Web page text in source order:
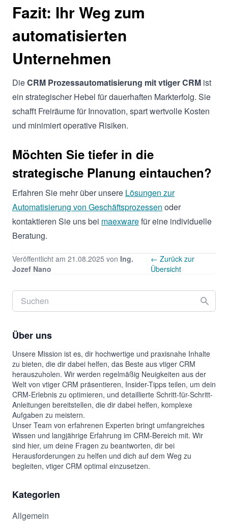
Fazit: Ihr Weg zum
automatisierten
Unternehmen
DieCRM Prozessautomatisierung mit vtiger CRM ist
ein strategischer Hebel für dauerhaften Markterfolg. Sie
schafft Freiräume für Innovation, spart wertvolle Kosten
und minimiert operative Risiken.
Möchten Sie tiefer in die
strategische Planung eintauchen?
Erfahren Sie mehr über unsere Lösungen zur
Automatisierung von Geschäftsprozessen oder
kontaktieren Sie uns bei maexwarefür eine individuelle
Beratung.
Veröffentlicht am 21.08.2025 von Ing.
Jozef Nano
← Zurück zur
Übersicht
Über uns
Unsere Mission ist es, dir hochwertige und praxisnahe Inhalte
zu bieten, die dir dabei helfen, das Beste aus vtiger CRM
herauszuholen. Wir werden regelmäßig Neuigkeiten aus der
Welt von vtiger CRM präsentieren, Insider-Tipps teilen, um dein
CRM-Erlebnis zu optimieren, und detaillierte Schritt-für-Schritt-
Anleitungen bereitstellen, die dir dabei helfen, komplexe
Aufgaben zu meistern.
Unser Team von erfahrenen Experten bringt umfangreiches
Wissen und langjährige Erfahrung im CRM-Bereich mit. Wir
sind hier, um deine Fragen zu beantworten, dir bei
Herausforderungen zu helfen und dich auf dem Weg zu
begleiten, vtiger CRM optimal einzusetzen.
Kategorien
Allgemein